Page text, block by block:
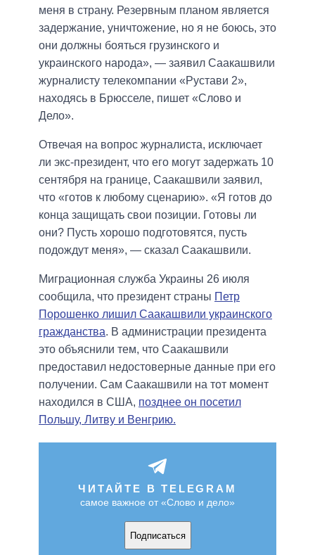
меня в страну. Резервным планом является
задержание, уничтожение, но я не боюсь, это
они должны бояться грузинского и
украинского народа», — заявил Саакашвили
журналисту телекомпании «Рустави 2»,
находясь в Брюсселе, пишет «Слово и
Дело».
Отвечая на вопрос журналиста, исключает
ли экс-президент, что его могут задержать 10
сентября на границе, Саакашвили заявил,
что «готов к любому сценарию». «Я готов до
конца защищать свои позиции. Готовы ли
они? Пусть хорошо подготовятся, пусть
подождут меня», — сказал Саакашвили.
Миграционная служба Украины 26 июля
сообщила, что президент страны Петр
Порошенко лишил Саакашвили украинского
гражданства. В администрации президента
это объяснили тем, что Саакашвили
предоставил недостоверные данные при его
получении. Сам Саакашвили на тот момент
находился в США, позднее он посетил
Польшу, Литву и Венгрию.
ЧИТАЙТЕ В TELEGRAM
самое важное от «Слово и дело»
Подписаться